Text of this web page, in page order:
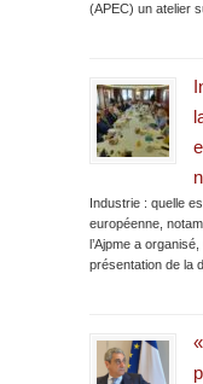
(APEC) un atelier
Industrie : quelle
européenne,
l’Ajpme a
présentation de la